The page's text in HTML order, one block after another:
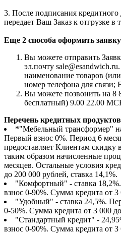
3. После подписания
передает Ваш Заказ к отгрузке
Еще 2 способа оформить
Вы можете отправить
эл.почту
наименование товаров
номер телефона для связи;
Вы можете позвонить на 8
бесплатный) 9.00 22.00
Перечень кредитных продуктов
*"Мебельный трансформер"
Первый взнос 0%. Период 6
предоставляет Клиентам скидку
таким образом начисленные
месяцев. Остальные условия
до 200 000 рублей, ставка 14,1%.
"Комфортный" - ставка
взнос 0-90%. Сумма кредита от
"Удобный" - ставка 24,5%.
0-50%. Сумма кредита от 3 000
"Стандартный кредит" -
взнос 0-90%. Сумма кредита от